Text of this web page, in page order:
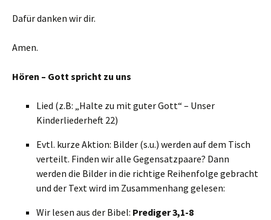
Dafür danken wir dir.
Amen.
Hören – Gott spricht zu uns
Lied (z.B: „Halte zu mit guter Gott“ – Unser
Kinderliederheft 22)
Evtl. kurze Aktion: Bilder (s.u.) werden auf dem Tisch
verteilt. Finden wir alle Gegensatzpaare? Dann
werden die Bilder in die richtige Reihenfolge gebracht
und der Text wird im Zusammenhang gelesen:
Wir lesen aus der Bibel: Prediger 3,1-8